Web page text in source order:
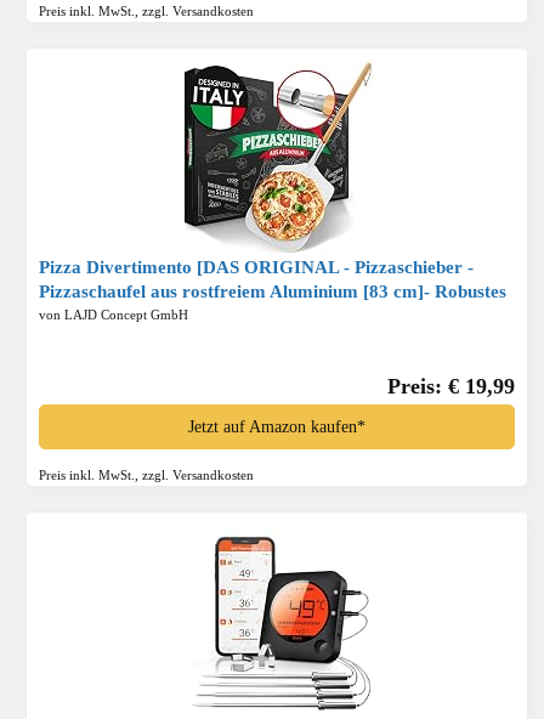
Preis inkl. MwSt., zzgl. Versandkosten
Pizza Divertimento [DAS ORIGINAL - Pizzaschieber -
Pizzaschaufel aus rostfreiem Aluminium [83 cm]- Robustes
Gewinde - Pizzaheber mit abgerundeten Kanten - Inkl. e-
von LAJD Concept GmbH
Preis: € 19,99
Jetzt auf Amazon kaufen*
Preis inkl. MwSt., zzgl. Versandkosten